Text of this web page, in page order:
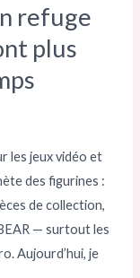
refuge
plus
les jeux vidéo et
des figurines :
de collection,
— surtout les
Aujourd’hui, je